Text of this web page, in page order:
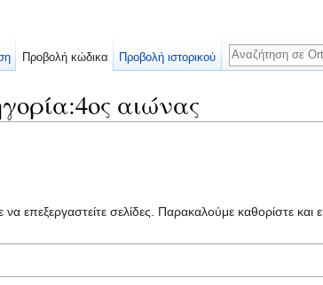
αιώνας
επεξεργαστείτε σελίδες. Παρακαλούμε καθορίστε και
Προβολή κώδικα Προβολή ιστορικού
Αναζήτηση